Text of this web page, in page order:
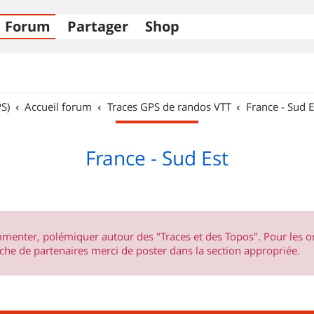
Forum Partager Shop
Accueil forum Traces GPS de randos VTT France - Sud
France - Sud Est
polémiquer autour des "Traces et des Topos". Pour les
de partenaires merci de poster dans la section appropriée.